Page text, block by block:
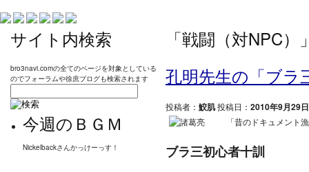
サイト内検索
bro3navi.comの全てのページを対象としている
のでフォーラムや徐庶ブログも検索されます
今週のＢＧＭ
Nickelbackさんかっけーっす！
「戦闘（対NPC
孔明先生の「ブ
投稿者： 鮫肌投稿日： 2010年9月29日
「昔のドキュメント
ブラ三初心者十訓